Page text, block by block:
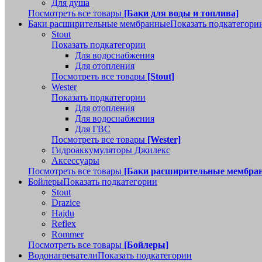
Для душа
Посмотреть все товары [Баки для воды и топлива]
Баки расширительные мембранныеПоказать
Stout
Показать подкатегории
Для водоснабжения
Для отопления
Посмотреть все товары [Stout]
Wester
Показать подкатегории
Для отопления
Для водоснабжения
Для ГВС
Посмотреть все товары [Wester]
Гидроаккумуляторы Джилекс
Аксессуары
Посмотреть все товары [Баки расширительные
БойлерыПоказать подкатегории
Stout
Drazice
Hajdu
Reflex
Rommer
Посмотреть все товары [Бойлеры]
ВодонагревателиПоказать подкатегории